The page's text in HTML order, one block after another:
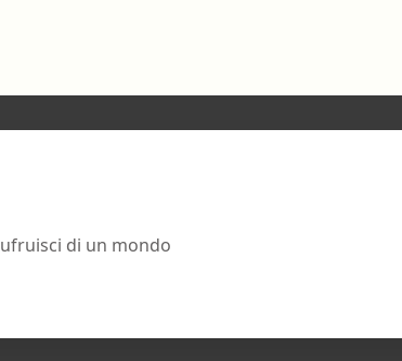
di un mondo